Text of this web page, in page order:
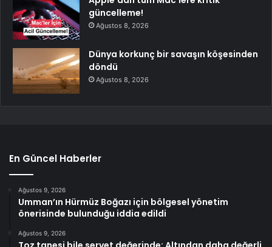
güncelleme!
Ağustos 8, 2026
Dünya korkunç bir savaşın köşesinden
döndü
Ağustos 8, 2026
En Güncel Haberler
Ağustos 9, 2026
Umman’ın Hürmüz Boğazı için bölgesel yönetim
önerisinde bulunduğu iddia edildi
Ağustos 9, 2026